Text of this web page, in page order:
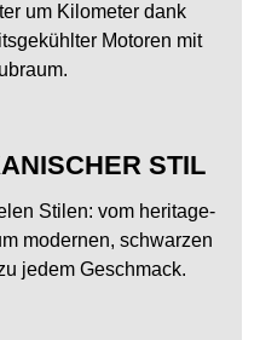
um Kilometer dank
Motoren mit
STIL
Stilen: vom heritage-
modernen, schwarzen
jedem Geschmack.